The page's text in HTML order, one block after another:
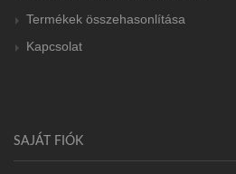
Termékek összehasonlítása
Kapcsolat
SAJÁT FIÓK